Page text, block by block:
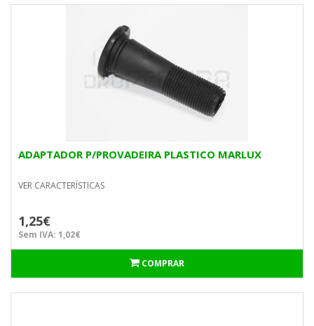
ADAPTADOR P/PROVADEIRA PLASTICO MARLUX
VER CARACTERÍSTICAS
1,25€
Sem IVA: 1,02€
COMPRAR